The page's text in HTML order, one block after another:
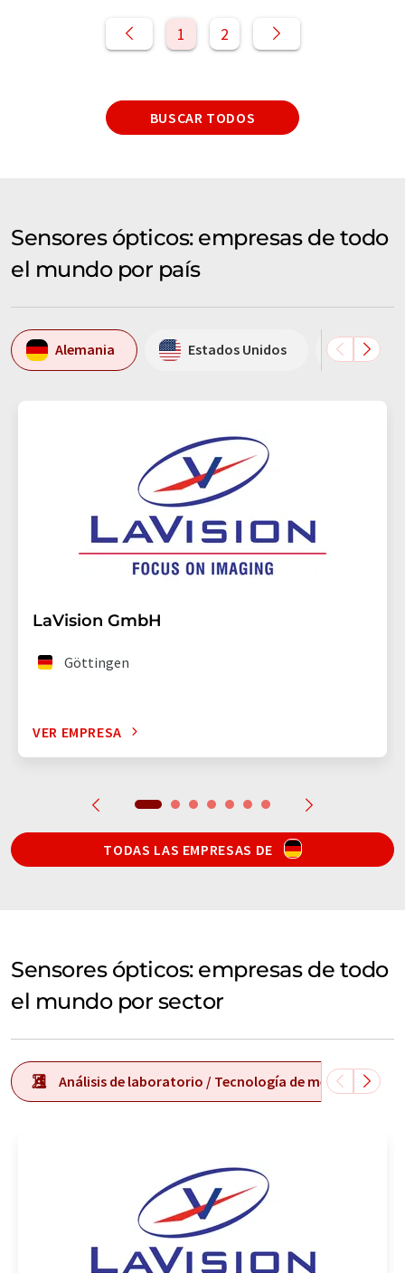
1 2
BUSCAR TODOS
Sensores ópticos: empresas de todo
el mundo por país
Alemania Estados Unidos Suiza
LaVision GmbH
Göttingen
VER EMPRESA
TODAS LAS EMPRESAS DE
Sensores ópticos: empresas de todo
el mundo por sector
Análisis de laboratorio / Tecnología de medición de